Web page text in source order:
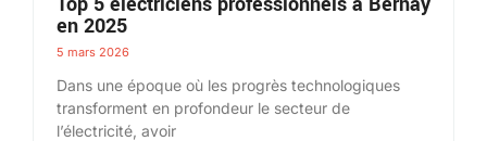
en 2025
5 mars 2026
Dans une époque où les progrès technologiques
transforment en profondeur le secteur de
l’électricité, avoir